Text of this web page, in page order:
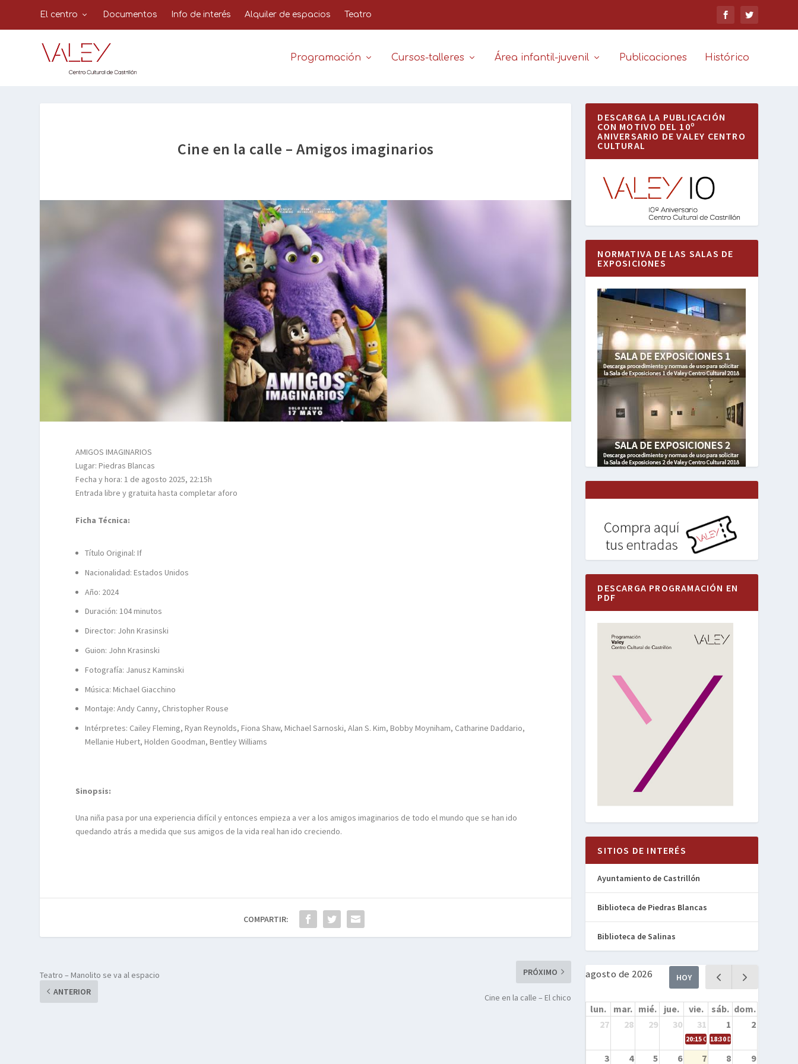
El centro Documentos Info de interés Alquiler de espacios Teatro
Programación Cursos-talleres Área infantil-juvenil Publicaciones Histórico
Cine en la calle – Amigos imaginarios
AMIGOS IMAGINARIOS
Lugar: Piedras Blancas
Fecha y hora: 1 de agosto 2025, 22:15h
Entrada libre y gratuita hasta completar aforo
Ficha Técnica:
Título Original: If
Nacionalidad: Estados Unidos
Año: 2024
Duración: 104 minutos
Director: John Krasinski
Guion: John Krasinski
Fotografía: Janusz Kaminski
Música: Michael Giacchino
Montaje: Andy Canny, Christopher Rouse
Intérpretes: Cailey Fleming, Ryan Reynolds, Fiona Shaw, Michael Sarnoski, Alan S. Kim, Bobby Moyniham, Catharine Daddario,
Mellanie Hubert, Holden Goodman, Bentley Williams
Sinopsis:
Una niña pasa por una experiencia difícil y entonces empieza a ver a los amigos imaginarios de todo el mundo que se han ido
quedando atrás a medida que sus amigos de la vida real han ido creciendo.
COMPARTIR:
Teatro – Manolito se va al espacio
ANTERIOR
PRÓXIMO
Cine en la calle – El chico
DESCARGA LA PUBLICACIÓN
CON MOTIVO DEL 10º
ANIVERSARIO DE VALEY CENTRO
CULTURAL
NORMATIVA DE LAS SALAS DE
EXPOSICIONES
DESCARGA PROGRAMACIÓN EN
PDF
SITIOS DE INTERÉS
Ayuntamiento de Castrillón
Biblioteca de Piedras Blancas
Biblioteca de Salinas
agosto de 2026 HOY
lun. mar. mié. jue. vie. sáb. dom.
27
28 29 30 31 1 2
20:15Cine en la calle – Cómo
18:30Danza – Cita en el
3 4 5 6 7 8 9